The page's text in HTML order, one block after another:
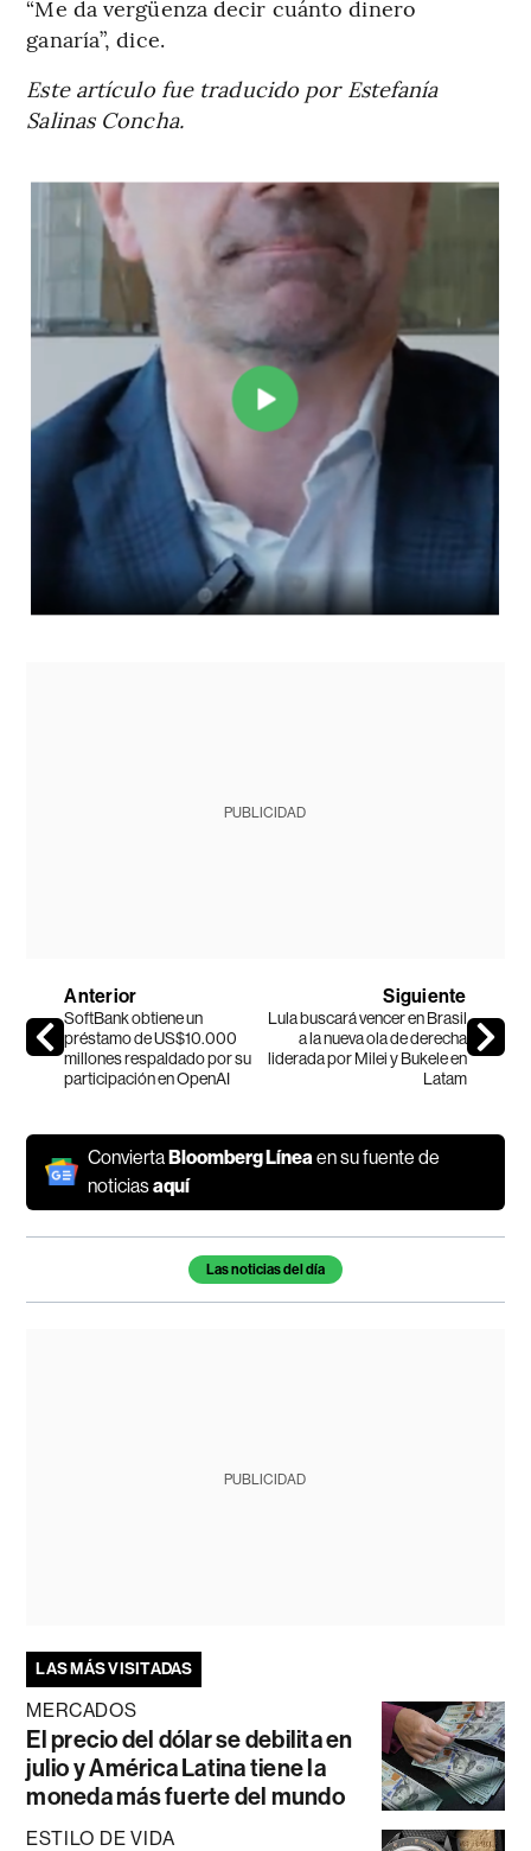
“Me da vergüenza decir cuánto dinero
ganaría”, dice.
Este artículo fue traducido por Estefanía
Salinas Concha.
PUBLICIDAD
Anterior
SoftBank obtiene un
préstamo de US$10.000
millones respaldado por su
participación en OpenAI
Siguiente
Lula buscará vencer en Brasil
a la nueva ola de derecha
liderada por Milei y Bukele en
Latam
ConviertaBloomberg Línea en su fuente de
noticiasaquí
Temas de este artículoLas noticias del día
PUBLICIDAD
LAS MÁS VISITADAS
MERCADOS
El precio del dólar se debilita en
julio y América Latina tiene la
moneda más fuerte del mundo
ESTILO DE VIDA